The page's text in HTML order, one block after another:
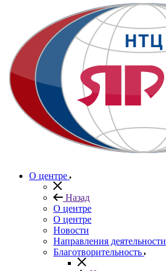
О центре
Назад
О центре
О центре
Новости
Направления деятельности
Благотворительность